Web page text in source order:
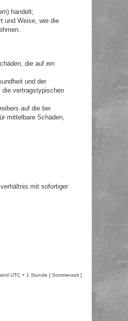
handelt;
und Weise, wie die
die auf ein
und der
die vertragstypischen
auf die bei
mittelbare Schäden,
mit sofortiger
UTC + 1 Stunde [ Sommerzeit ]